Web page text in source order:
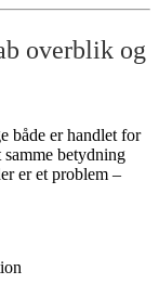
overblik og
både er handlet for
betydning
er et problem –